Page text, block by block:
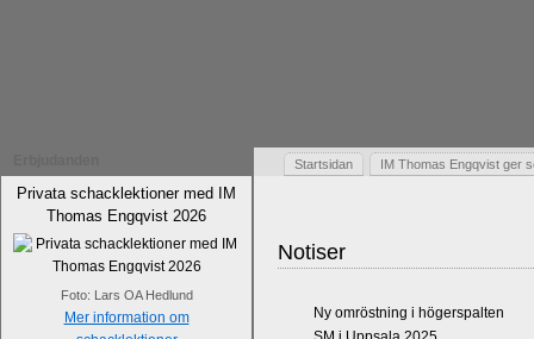
Privata schacklektioner med IM
Thomas Engqvist 2026
Foto: Lars OA Hedlund
Mer information om
Startsidan IM Thomas Engqvist ger
Notiser
Ny omröstning i högerspalten